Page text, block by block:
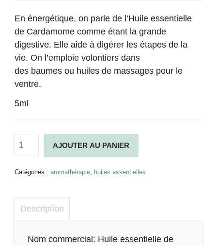
En énergétique, on parle de l’Huile essentielle
de Cardamome comme étant la grande
digestive. Elle aide à digérer les étapes de la
vie. On l’emploie volontiers dans
des baumes ou huiles de massages pour le
ventre.
5ml
de
Huile
essentielle
AJOUTER AU PANIER
Catégories : aromathérapie, huiles essentielles
Description
Description
Nom commercial: Huile essentielle de